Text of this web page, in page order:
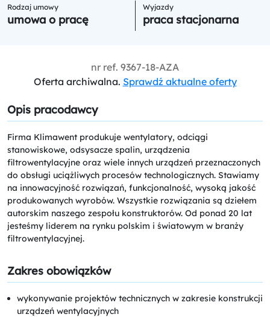
Rodzaj umowy
umowa o pracę
Wyjazdy
praca stacjonarna
nr ref. 9367-18-AZA
Oferta archiwalna. Sprawdź aktualne oferty
Opis pracodawcy
Firma Klimawent produkuje wentylatory, odciągi
stanowiskowe, odsysacze spalin, urządzenia
filtrowentylacyjne oraz wiele innych urządzeń przeznaczonych
do obsługi uciążliwych procesów technologicznych. Stawiamy
na innowacyjność rozwiązań, funkcjonalność, wysoką jakość
produkowanych wyrobów. Wszystkie rozwiązania są dziełem
autorskim naszego zespołu konstruktorów. Od ponad 20 lat
jesteśmy liderem na rynku polskim i światowym w branży
filtrowentylacyjnej.
Zakres obowiązków
wykonywanie projektów technicznych w zakresie konstrukcji
urządzeń wentylacyjnych